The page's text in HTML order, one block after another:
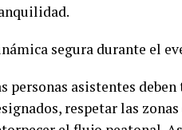
segura durante el
personas asistentes
respetar las